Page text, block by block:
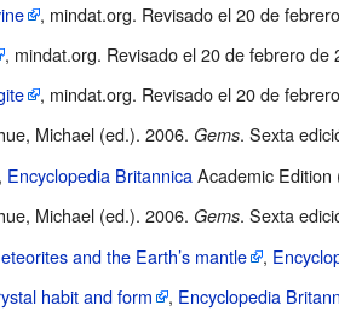
, mindat.org. Revisado el 20 de
, mindat.org. Revisado el 20 de febrero de
, mindat.org. Revisado el 20 de
Michael (ed.). 2006. Gems. Sexta
Encyclopedia BritannicaAcademic Edition
Michael (ed.). 2006. Gems. Sexta
and the Earth’s mantle
,
habit and form
, Encyclopedia